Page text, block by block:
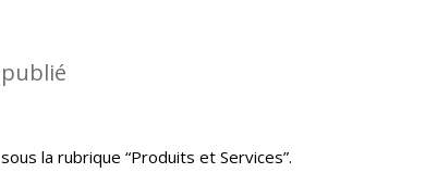
la rubrique “Produits et Services”.